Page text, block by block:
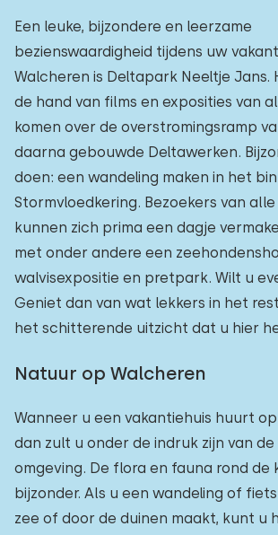
Een leuke, bijzondere en leerzame
bezienswaardigheid tijdens uw
Walcheren is Deltapark Neeltje Jans.
de hand van films en exposities van
komen over de overstromingsramp
daarna gebouwde Deltawerken.
doen: een wandeling maken in het
Stormvloedkering. Bezoekers van
kunnen zich prima een dagje
met onder andere een
walvisexpositie en pretpark. Wilt u
Geniet dan van wat lekkers in het
het schitterende uitzicht dat u hier
Natuur op Walcheren
Wanneer u een vakantiehuis huurt
dan zult u onder de indruk zijn van
omgeving. De flora en fauna rond de
bijzonder. Als u een wandeling of
zee of door de duinen maakt, kunt u